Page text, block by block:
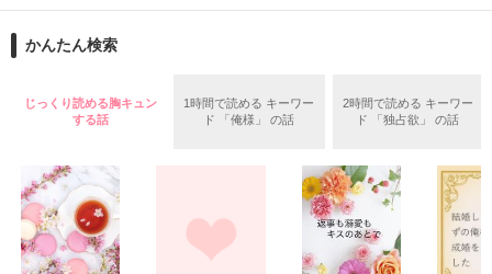
2026.6.5～2026.7.25
＊以前、公開していた話の改稿版です＊
作品を読む
ションの企画戦略室で働いている。
めた、同期で恋人の石垣守（26）がいるのだが、後輩の姫原由
いた。
守と由羅から『便利屋雛子』と馬鹿にされ、一人こっそり泣い
た上、同居まで提案してきて──？
鷹哉『宜しくな、俺の雛子』🦅
雛子『俺の……ひぃ、雛子？！！！』🐥
かんたん検索
じっくり読める胸キュン
する話
1時間で読める キーワー
ド 「俺様」 の話
2時間で読める キーワー
ド 「独占欲」 の話